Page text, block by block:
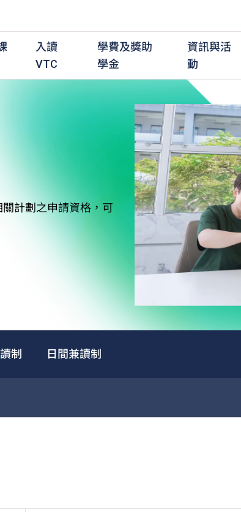
職前培訓課程
全日制中六或以上
全日制中三或以上
銜接學士學位
在職培訓課程
持續專業進修
夜間兼讀制
日間兼讀制
學歷
學士
高級
文憑
證書
入讀
VTC
全日制中六或以上
全日制中三或以上
銜接學士學位
在職培訓
持續專業進修
夜間兼讀制
日間兼讀制
學費及獎助
學金
學費及資助
全日制中六或以上
全日制中三或以上
日間兼讀制
獎學金
獎學金及獎勵計劃
資訊與活
動
計劃之申請資格，可
制 日間兼讀制